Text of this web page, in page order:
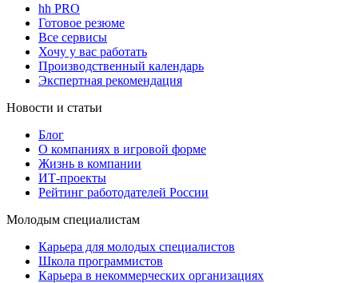
hh PRO
Готовое резюме
Все сервисы
Хочу у вас работать
Производственный календарь
Экспертная рекомендация
Новости и статьи
Блог
О компаниях в игровой форме
Жизнь в компании
ИТ-проекты
Рейтинг работодателей России
Молодым специалистам
Карьера для молодых специалистов
Школа программистов
Карьера в некоммерческих организациях